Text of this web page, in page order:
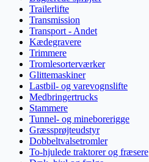
Trailerlifte
Transmission
Transport - Andet
Kædegravere
Trimmere
Tromlesorterværker
Glittemaskiner
Lastbil- og varevognslifte
Medbringertrucks
Stammere
Tunnel- og mineborerigge
Græssprøjteudstyr
Dobbeltvalsetromler
To-hjulede traktorer og fræsere